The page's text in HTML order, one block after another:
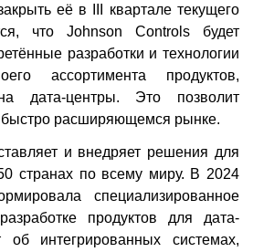
её в III квартале текущего
что Johnson Controls будет
разработки и технологии
ассортимента продуктов,
дата-центры. Это позволит
быстро расширяющемся рынке.
и внедряет решения для
странах по всему миру. В 2024
специализированное
продуктов для дата-
об интегрированных системах,